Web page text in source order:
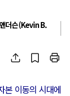
더슨(Kevin B.
본 이동의 시대에